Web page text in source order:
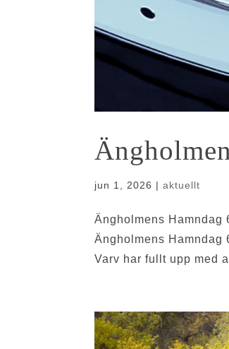
jun 1, 2026 |aktuellt
Ängholmens Hamndag
Ängholmens Hamndag
Varv har fullt upp med